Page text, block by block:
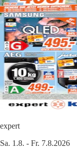
expert
Sa. 1.8. - Fr. 7.8.2026